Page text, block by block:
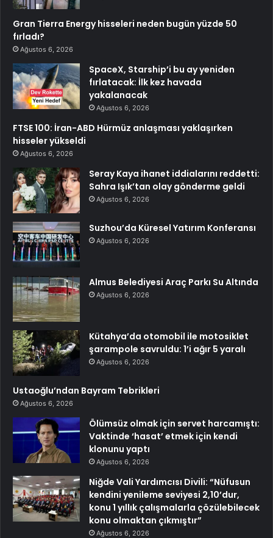
Gran Tierra Energy hisseleri neden bugün yüzde 50
fırladı?
Ağustos 6, 2026
SpaceX, Starship’i bu ay yeniden
fırlatacak: İlk kez havada
yakalanacak
Ağustos 6, 2026
FTSE 100: İran-ABD Hürmüz anlaşması yaklaşırken
hisseler yükseldi
Ağustos 6, 2026
Seray Kaya ihanet iddialarını reddetti:
Sahra Işık’tan olay gönderme geldi
Ağustos 6, 2026
Suzhou’da Küresel Yatırım Konferansı
Ağustos 6, 2026
Almus Belediyesi Araç Parkı Su Altında
Ağustos 6, 2026
Kütahya’da otomobil ile motosiklet
şarampole savruldu: 1’i ağır 5 yaralı
Ağustos 6, 2026
Ustaoğlu’ndan Bayram Tebrikleri
Ağustos 6, 2026
Ölümsüz olmak için servet harcamıştı:
Vaktinde ‘hasat’ etmek için kendi
klonunu yaptı
Ağustos 6, 2026
Niğde Vali Yardımcısı Divili: “Nüfusun
kendini yenileme seviyesi 2,10’dur,
konu 1 yıllık çalışmalarla çözülebilecek
konu olmaktan çıkmıştır”
Ağustos 6, 2026